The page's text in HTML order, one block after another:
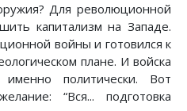
Для революционной
капитализм на Западе.
войны и готовился к
плане. И войска
политически. Вот
“Вся... подготовка